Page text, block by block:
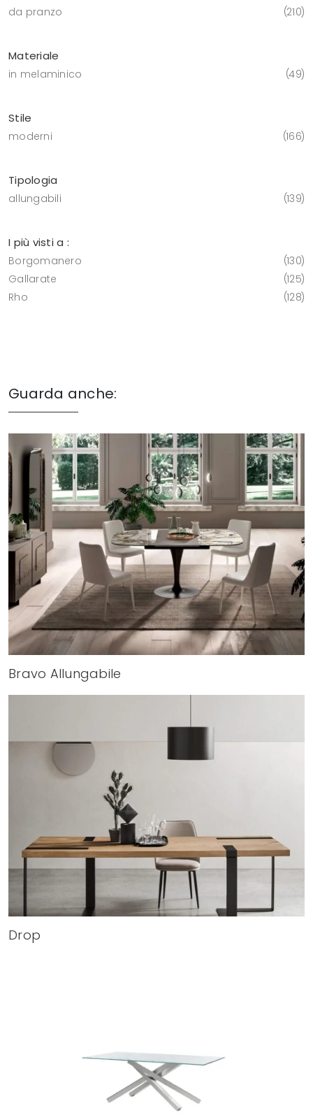
da pranzo 210
Materiale
in melaminico 49
Stile
moderni 166
Tipologia
allungabili 139
I più visti a :
Borgomanero
130
Gallarate
125
Rho
128
Guarda anche:
Bravo Allungabile
Drop